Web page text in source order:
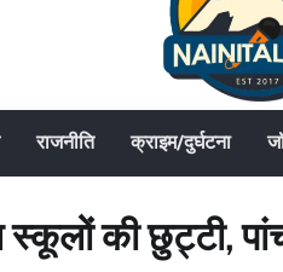
राजनीति क्राइम/दुर्घटना
की छुट्टी,